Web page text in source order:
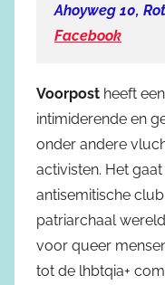
Ahoyweg 10,
Facebook
Voorpost heeft
intimiderende en
onder andere
activisten. Het
antisemitische
patriarchaal
voor queer
tot de lhbtqia+